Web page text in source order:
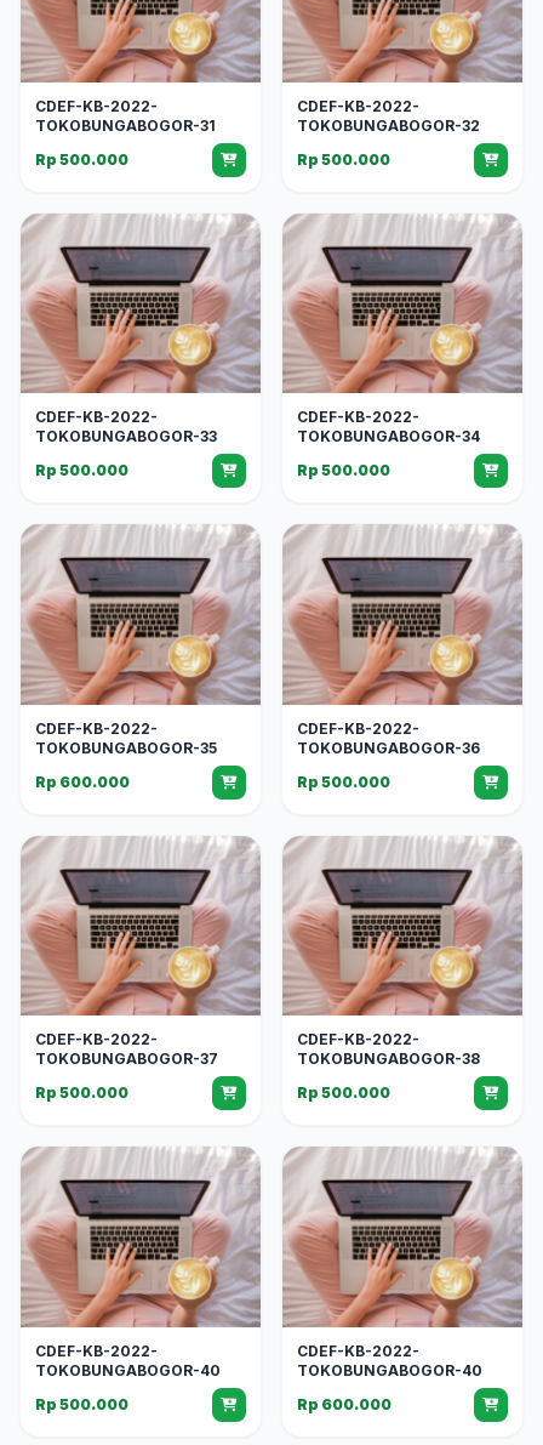
CDEF-KB-2022-
TOKOBUNGABOGOR-31
Rp 500.000
CDEF-KB-2022-
TOKOBUNGABOGOR-32
Rp 500.000
CDEF-KB-2022-
TOKOBUNGABOGOR-33
Rp 500.000
CDEF-KB-2022-
TOKOBUNGABOGOR-34
Rp 500.000
CDEF-KB-2022-
TOKOBUNGABOGOR-35
Rp 600.000
CDEF-KB-2022-
TOKOBUNGABOGOR-36
Rp 500.000
CDEF-KB-2022-
TOKOBUNGABOGOR-37
Rp 500.000
CDEF-KB-2022-
TOKOBUNGABOGOR-38
Rp 500.000
CDEF-KB-2022-
TOKOBUNGABOGOR-40
Rp 500.000
CDEF-KB-2022-
TOKOBUNGABOGOR-40
Rp 600.000